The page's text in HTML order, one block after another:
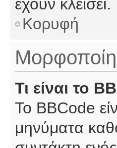
έχουν κλείσει.
Κορυφή
Τι είναι το
Το BBCode
μηνύματα